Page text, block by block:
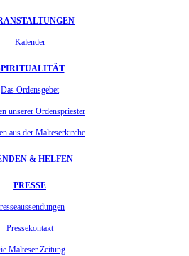
Kalender
Das Ordensgebet
unserer Ordenspriester
aus der Malteserkirche
& HELFEN
PRESSE
Pressekontakt
Malteser Zeitung